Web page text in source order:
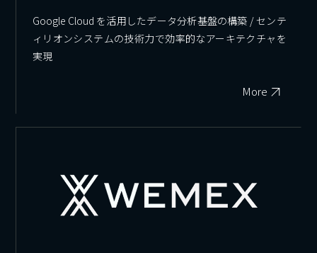
Google Cloud を活用したデータ分析基盤の構築 / センテ
ィリオンシステムの技術力で効率的なアーキテクチャを
実現
More